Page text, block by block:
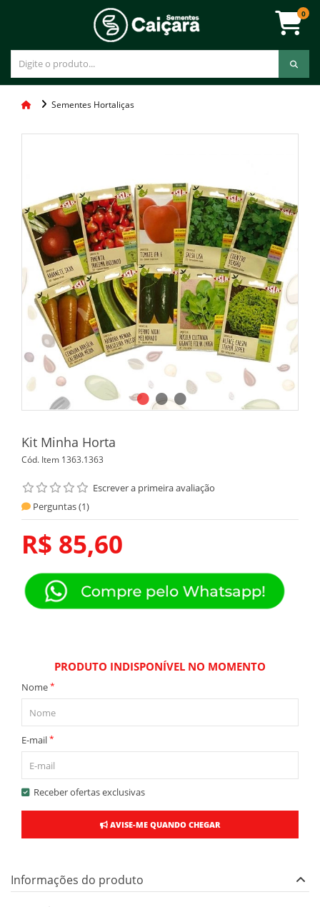
0
Sementes Hortaliças
Kit Minha Horta
Cód. Item 1363.1363
Escrever a primeira avaliação
Perguntas (1)
R$ 85,60
PRODUTO INDISPONÍVEL NO MOMENTO
Nome*
E-mail*
Receber ofertas exclusivas
AVISE-ME QUANDO CHEGAR
Informações do produto